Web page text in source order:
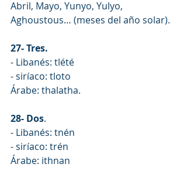
Abril, Mayo, Yunyo, Yulyo,
Aghoustous… (meses del año solar).
27- Tres.
- Libanés: tlété
- siríaco: tloto
Árabe: thalatha.
28- Dos.
- Libanés: tnén
- siríaco: trén
Árabe: ithnan